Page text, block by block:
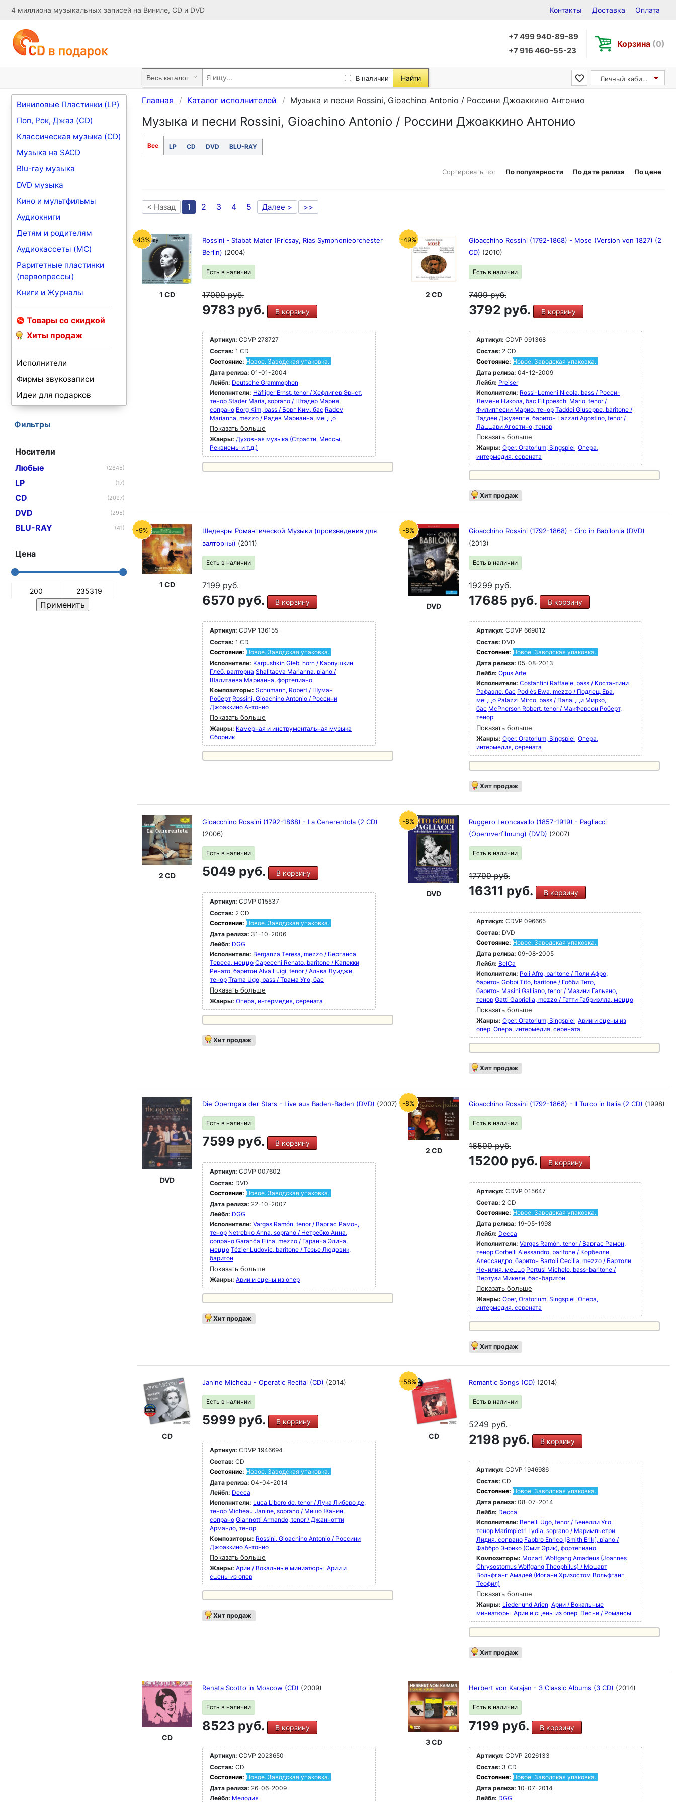
4 миллиона музыкальных записей на Виниле, CD и DVD Контакты Доставка Оплата
+7 499 940-89-89
+7 916 460-55-23
Корзина (0)
В наличии Найти Личный кабинет
Виниловые Пластинки (LP)
Поп, Рок, Джаз (CD)
Классическая музыка (CD)
Музыка на SACD
Blu-ray музыка
DVD музыка
Кино и мультфильмы
Аудиокниги
Детям и родителям
Аудиокассеты (MC)
Раритетные пластинки
(первопрессы)
Книги и Журналы
Товары со скидкой
Хиты продаж
Исполнители
Фирмы звукозаписи
Идеи для подарков
Фильтры
Носители
Любые
(2845)
LP (17)
CD (2097)
DVD (295)
BLU-RAY (41)
Цена
Главная Каталог исполнителей Музыка и песни Rossini, Gioachino Antonio / Россини Джоаккино Антонио
Музыка и песни Rossini, Gioachino Antonio / Россини Джоаккино Антонио
Все LP CD DVD BLU-RAY
Сортировать по: По популярности По дате релиза По цене
< Назад 1 2 3 4 5 Далее > >>
-43%
1 CD
Rossini - Stabat Mater (Fricsay, Rias Symphonieorchester
Berlin) (2004)
Есть в наличии
17099руб.
9783 руб. В корзину
Артикул: CDVP 278727
Состав: 1 CD
Состояние: Новое. Заводская упаковка.
Дата релиза: 01-01-2004
Лейбл: Deutsche Grammophon
Исполнители: Häfliger Ernst, tenor / Хефлигер Эрнст,
тенор Stader Maria, soprano / Штадер Мария,
сопрано Borg Kim, bass / Борг Ким, бас Radev
Marianna, mezzo / Радев Марианна, меццо
Показать больше
Жанры: Духовная музыка (Страсти, Мессы,
Реквиемы и т.д.)
-49%
2 CD
Gioacchino Rossini (1792-1868) - Mose (Version von 1827) (2
CD) (2010)
Есть в наличии
7499руб.
3792 руб. В корзину
Артикул: CDVP 091368
Состав: 2 CD
Состояние: Новое. Заводская упаковка.
Дата релиза: 04-12-2009
Лейбл: Preiser
Исполнители: Rossi-Lemeni Nicola, bass / Росси-
Лемени Никола, бас Filippeschi Mario, tenor /
Филиппески Марио, тенор Taddei Giuseppe, baritone /
Таддеи Джузеппе, баритон Lazzari Agostino, tenor /
Лаццари Агостино, тенор
Показать больше
Жанры: Oper, Oratorium, Singspiel Опера,
интермедия, серената
Хит продаж
-9%
1 CD
Шедевры Романтической Музыки (произведения для
валторны) (2011)
Есть в наличии
7199руб.
6570 руб. В корзину
Артикул: CDVP 136155
Состав: 1 CD
Состояние: Новое. Заводская упаковка.
Исполнители: Karpushkin Gleb, horn / Карпушкин
Глеб, валторна Shalitaeva Marianna, piano /
Шалитаева Марианна, фортепиано
Композиторы: Schumann, Robert / Шуман
Роберт Rossini, Gioachino Antonio / Россини
Джоаккино Антонио
Показать больше
Жанры: Камерная и инструментальная музыка
Сборник
-8%
DVD
Gioacchino Rossini (1792-1868) - Ciro in Babilonia (DVD)
(2013)
Есть в наличии
19299руб.
17685 руб. В корзину
Артикул: CDVP 669012
Состав: DVD
Состояние: Новое. Заводская упаковка.
Дата релиза: 05-08-2013
Лейбл: Opus Arte
Исполнители: Costantini Raffaele, bass / Костантини
Рафаэле, бас Podlés Ewa, mezzo / Подлещ Ева,
меццо Palazzi Mirco, bass / Палацци Мирко,
бас McPherson Robert, tenor / МакФерсон Роберт,
тенор
Показать больше
Жанры: Oper, Oratorium, Singspiel Опера,
интермедия, серената
Хит продаж
2 CD
Gioacchino Rossini (1792-1868) - La Cenerentola (2 CD)
(2006)
Есть в наличии
5049 руб. В корзину
Артикул: CDVP 015537
Состав: 2 CD
Состояние: Новое. Заводская упаковка.
Дата релиза: 31-10-2006
Лейбл: DGG
Исполнители: Berganza Teresa, mezzo / Берганса
Тереса, меццо Capecchi Renato, baritone / Капекки
Ренато, баритон Alva Luigi, tenor / Альва Луиджи,
тенор Trama Ugo, bass / Трама Уго, бас
Показать больше
Жанры: Опера, интермедия, серената
Хит продаж
-8%
DVD
Ruggero Leoncavallo (1857-1919) - Pagliacci
(Opernverfilmung) (DVD) (2007)
Есть в наличии
17799руб.
16311 руб. В корзину
Артикул: CDVP 096665
Состав: DVD
Состояние: Новое. Заводская упаковка.
Дата релиза: 09-08-2005
Лейбл: BelCa
Исполнители: Poli Afro, baritone / Поли Афро,
баритон Gobbi Tito, baritone / Гобби Тито,
баритон Masini Galliano, tenor / Мазини Гальяно,
тенор Gatti Gabriella, mezzo / Гатти Габриэлла, меццо
Показать больше
Жанры: Oper, Oratorium, Singspiel Арии и сцены из
опер Опера, интермедия, серената
Хит продаж
DVD
Die Operngala der Stars - Live aus Baden-Baden (DVD) (2007)
Есть в наличии
7599 руб. В корзину
Артикул: CDVP 007602
Состав: DVD
Состояние: Новое. Заводская упаковка.
Дата релиза: 22-10-2007
Лейбл: DGG
Исполнители: Vargas Ramón, tenor / Варгас Рамон,
тенор Netrebko Anna, soprano / Нетребко Анна,
сопрано Garanča Elina, mezzo / Гаранча Элина,
меццо Tézier Ludovic, baritone / Тезье Людовик,
баритон
Показать больше
Жанры: Арии и сцены из опер
Хит продаж
-8%
2 CD
Gioacchino Rossini (1792-1868) - Il Turco in Italia (2 CD) (1998)
Есть в наличии
16599руб.
15200 руб. В корзину
Артикул: CDVP 015647
Состав: 2 CD
Состояние: Новое. Заводская упаковка.
Дата релиза: 19-05-1998
Лейбл: Decca
Исполнители: Vargas Ramón, tenor / Варгас Рамон,
тенор Corbelli Alessandro, baritone / Корбелли
Алессандро, баритон Bartoli Cecilia, mezzo / Бартоли
Чечилия, меццо Pertusi Michele, bass-baritone /
Пертузи Микеле, бас-баритон
Показать больше
Жанры: Oper, Oratorium, Singspiel Опера,
интермедия, серената
Хит продаж
CD
Janine Micheau - Operatic Recital (CD) (2014)
Есть в наличии
5999 руб. В корзину
Артикул: CDVP 1946694
Состав: CD
Состояние: Новое. Заводская упаковка.
Дата релиза: 04-04-2014
Лейбл: Decca
Исполнители: Luca Libero de, tenor / Лука Либеро де,
тенор Micheau Janine, soprano / Мишо Жанин,
сопрано Giannotti Armando, tenor / Джаннотти
Армандо, тенор
Композиторы: Rossini, Gioachino Antonio / Россини
Джоаккино Антонио
Показать больше
Жанры: Арии / Вокальные миниатюры Арии и
сцены из опер
Хит продаж
-58%
CD
Romantic Songs (CD) (2014)
Есть в наличии
5249руб.
2198 руб. В корзину
Артикул: CDVP 1946986
Состав: CD
Состояние: Новое. Заводская упаковка.
Дата релиза: 08-07-2014
Лейбл: Decca
Исполнители: Benelli Ugo, tenor / Бенелли Уго,
тенор Marimpietri Lydia, soprano / Маримпьетри
Лидия, сопрано Fabbro Enrico [Smith Erik], piano /
Фаббро Энрико (Смит Эрик), фортепиано
Композиторы: Mozart, Wolfgang Amadeus (Joannes
Chrysostomus Wolfgang Theophilus) / Моцарт
Вольфганг Амадей (Иоганн Хризостом Вольфганг
Теофил)
Показать больше
Жанры: Lieder und Arien Арии / Вокальные
миниатюры Арии и сцены из опер Песни / Романсы
Хит продаж
CD
Renata Scotto in Moscow (CD) (2009)
Есть в наличии
8523 руб. В корзину
Артикул: CDVP 2023650
Состав: CD
Состояние: Новое. Заводская упаковка.
Дата релиза: 26-06-2009
Лейбл: Мелодия
3 CD
Herbert von Karajan - 3 Classic Albums (3 CD) (2014)
Есть в наличии
7199 руб. В корзину
Артикул: CDVP 2026133
Состав: 3 CD
Состояние: Новое. Заводская упаковка.
Дата релиза: 10-07-2014
Лейбл: DGG